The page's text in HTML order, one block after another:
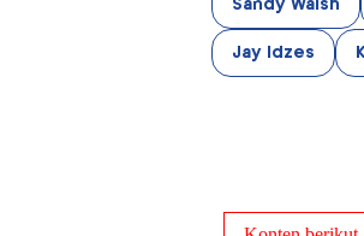
Sandy Walsh
Jay Idzes